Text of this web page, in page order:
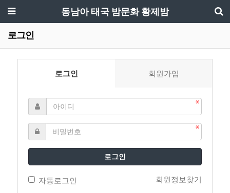
동남아 태국 밤문화 황제밤
로그인
로그인 회원가입
로그인
자동로그인 회원정보찾기